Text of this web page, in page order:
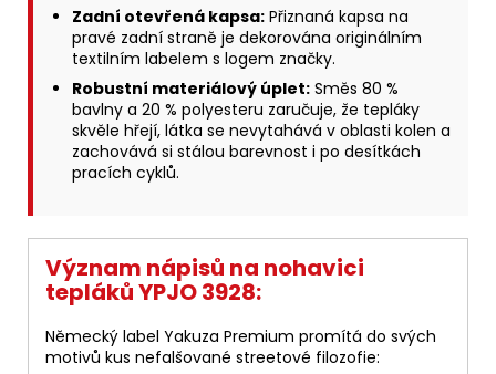
Zadní otevřená kapsa: Přiznaná kapsa na
pravé zadní straně je dekorována originálním
textilním labelem s logem značky.
Robustní materiálový úplet: Směs 80 %
bavlny a 20 % polyesteru zaručuje, že tepláky
skvěle hřejí, látka se nevytahává v oblasti kolen a
zachovává si stálou barevnost i po desítkách
pracích cyklů.
Význam nápisů na nohavici
tepláků YPJO 3928:
Německý label Yakuza Premium promítá do svých
motivů kus nefalšované streetové filozofie: